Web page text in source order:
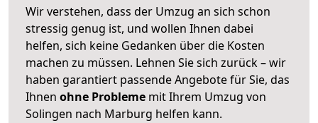
Wir verstehen, dass der Umzug an sich schon
stressig genug ist, und wollen Ihnen dabei
helfen, sich keine Gedanken über die Kosten
machen zu müssen. Lehnen Sie sich zurück – wir
haben garantiert passende Angebote für Sie, das
Ihnen ohne Probleme mit Ihrem Umzug von
Solingen nach Marburg helfen kann.